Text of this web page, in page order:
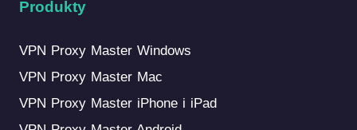
Produkty
VPN Proxy Master Windows
VPN Proxy Master Mac
VPN Proxy Master iPhone i iPad